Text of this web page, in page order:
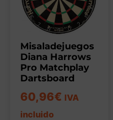
Misaladejuegos
Diana Harrows
Pro Matchplay
Dartsboard
60,96€ IVA
incluido